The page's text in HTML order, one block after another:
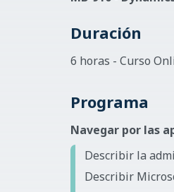
Duración
6 horas - Curso
Programa
Navegar por las
Describir la
Describir